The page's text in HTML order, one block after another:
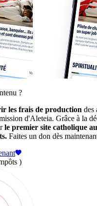
?
les frais de production des
d'Aleteia. Grâce à la
le premier site catholique
Faites un don dès
)